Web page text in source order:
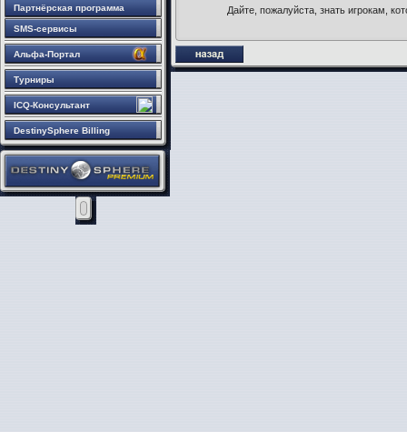
Партнёрская программа
SMS-сервисы
Альфа-Портал
Турниры
ICQ-Консультант
DestinySphere Billing
Дайте, пожалуйста, знать игрокам,